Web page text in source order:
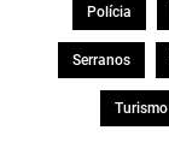
Polícia
Serranos
Turismo